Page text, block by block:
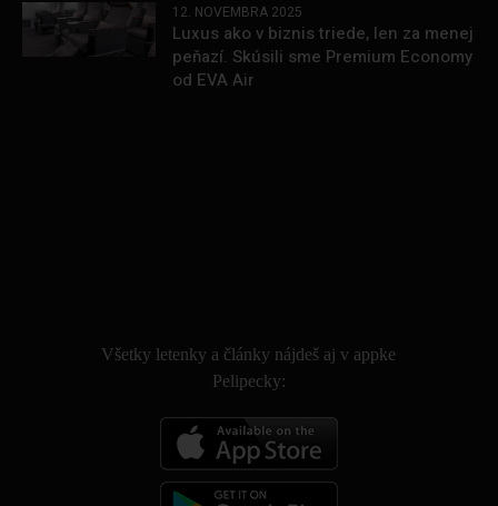
12. NOVEMBRA 2025
Luxus ako v biznis triede, len za menej
peňazí. Skúsili sme Premium Economy
od EVA Air
Všetky letenky a články nájdeš aj v appke
Pelipecky: